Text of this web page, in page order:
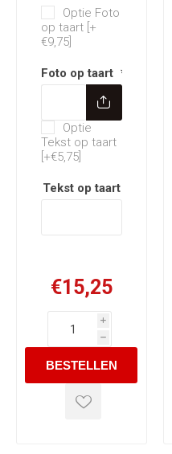
Optie Foto
op taart [+
€9,75]
Foto op taart *
Optie Tekst op
Optie
Tekst op taart
[+€5,75]
Tekst op taart
€15,25
i
h